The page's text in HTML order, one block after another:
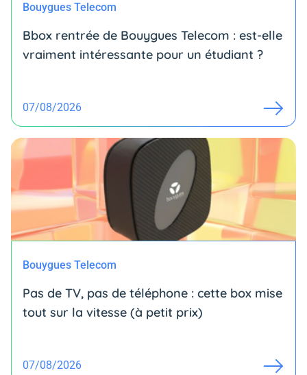
Bouygues Telecom
Bbox rentrée de Bouygues Telecom : est-elle
vraiment intéressante pour un étudiant ?
07/08/2026
Bouygues Telecom
Pas de TV, pas de téléphone : cette box mise
tout sur la vitesse (à petit prix)
07/08/2026